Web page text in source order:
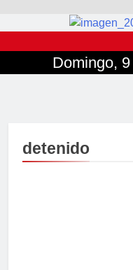
Domingo,
detenido